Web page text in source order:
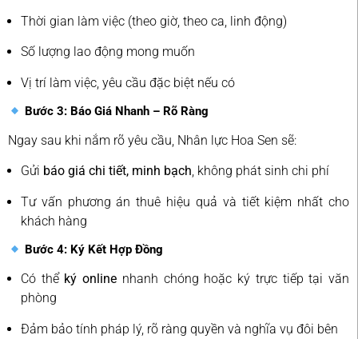
Thời gian làm việc (theo giờ, theo ca, linh động)
Số lượng lao động mong muốn
Vị trí làm việc, yêu cầu đặc biệt nếu có
Bước 3: Báo Giá Nhanh – Rõ Ràng
Ngay sau khi nắm rõ yêu cầu, Nhân lực Hoa Sen sẽ:
Gửi báo giá chi tiết, minh bạch, không phát sinh chi phí
Tư vấn phương án thuê hiệu quả và tiết kiệm nhất cho
khách hàng
Bước 4: Ký Kết Hợp Đồng
Có thể ký online nhanh chóng hoặc ký trực tiếp tại văn
phòng
Đảm bảo tính pháp lý, rõ ràng quyền và nghĩa vụ đôi bên